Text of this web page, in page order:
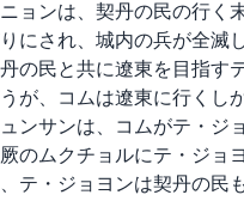
ョンは、契丹の民の行く
にされ、城内の兵が全滅
の民と共に遼東を目指す
が、コムは遼東に行くし
ンサンは、コムがテ・ジ
のムクチョルにテ・ジョ
テ・ジョヨンは契丹の民